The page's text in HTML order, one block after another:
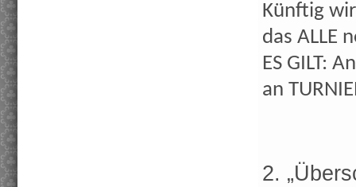
Künftig
das ALLE
ES GILT:
an
2.